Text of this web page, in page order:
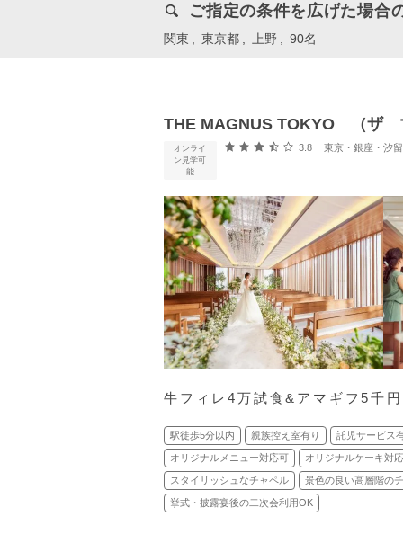
ご指定の条件を広げた場合
関東 東京都 上野 90名
THE MAGNUS TOKYO （ザ
オンライ
ン見学可
能
口コミ評価
3.8 東京・銀座・汐留・浜松
牛フィレ4万試食&アマギフ5千
駅徒歩5分以内 親族控え室有り 託児サービス
オリジナルメニュー対応可 オリジナルケーキ対
スタイリッシュなチャペル 景色の良い高層階の
挙式・披露宴後の二次会利用OK